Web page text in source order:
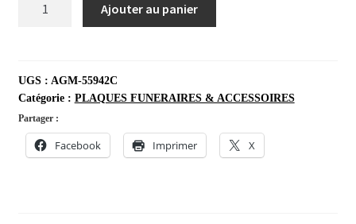
Ajouter au panier
UGS : AGM-55942C
Catégorie : PLAQUES FUNERAIRES & ACCESSOIRES
Partager :
Facebook Imprimer X